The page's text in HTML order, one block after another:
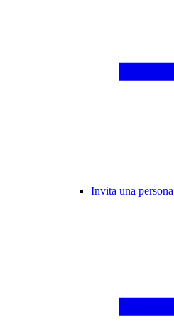
Invita una persona